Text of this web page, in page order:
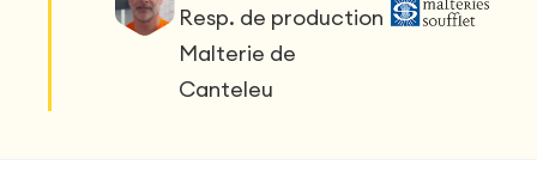
Resp. de production
Malterie de
Canteleu